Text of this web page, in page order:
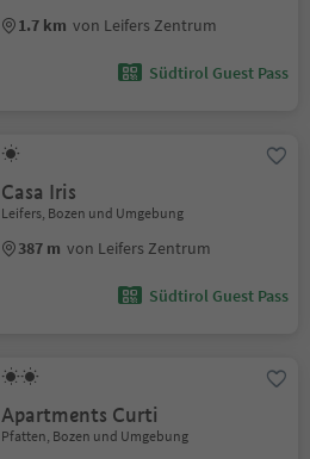
1.7 km von Leifers Zentrum
Südtirol Guest Pass
Casa Iris
Leifers, Bozen und Umgebung
387 m von Leifers Zentrum
Südtirol Guest Pass
Apartments Curti
Pfatten, Bozen und Umgebung